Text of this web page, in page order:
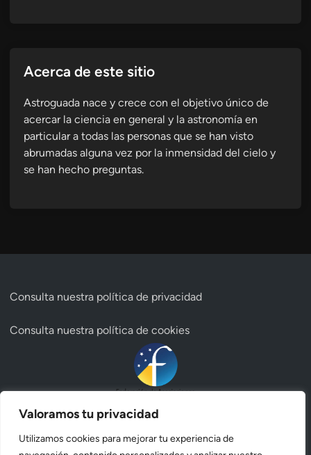
Valoramos tu privacidad
Utilizamos cookies para mejorar tu experiencia de
Acerca de este sitio
Astroguada nace y crece con el objetivo único de
acercar la ciencia en general y la astronomía en
particular a todas las personas que se han visto
abrumadas alguna vez por la inmensidad del cielo y
se han hecho preguntas.
Consulta nuestra política de privacidad
Consulta nuestra política de cookies